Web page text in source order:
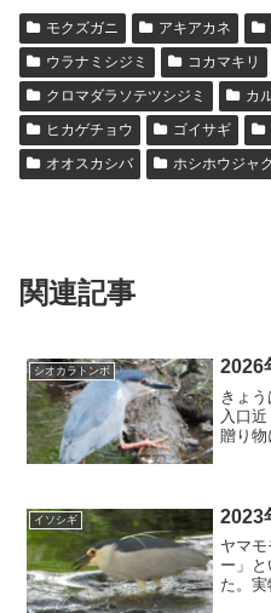
モクズガニ アキアカネ
ウラナミシジミ
コカマキリ
クロマダラソテツシジミ
カ
ヒカゲチョウ
ゴイサギ
オオスカシバ
ホシホウジャク
関連記事
シオカラトンボ 2026
きょ
入口
贈り物
モ き...
イソシギ 2023
ヤマ
ー」
た。